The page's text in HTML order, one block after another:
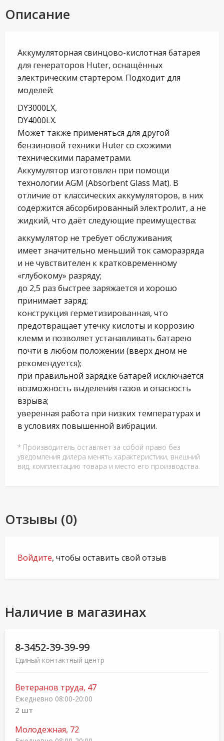
Описание
Аккумуляторная свинцово-кислотная батарея
для генераторов Huter, оснащённых
электрическим стартером. Подходит для
моделей:
DY3000LX,
DY4000LX.
Может также применяться для другой
бензиновой техники Huter со схожими
техническими параметрами.
Аккумулятор изготовлен при помощи
технологии AGM (Absorbent Glass Mat). В
отличие от классических аккумуляторов, в них
содержится абсорбированный электролит, а не
жидкий, что даёт следующие преимущества:
аккумулятор не требует обслуживания;
имеет значительно меньший ток саморазряда
и не чувствителен к кратковременному
«глубокому» разряду;
до 2,5 раз быстрее заряжается и хорошо
принимает заряд;
конструкция герметизированная, что
предотвращает утечку кислоты и коррозию
клемм и позволяет устанавливать батарею
почти в любом положении (вверх дном не
рекомендуется);
при правильной зарядке батарей исключается
возможность выделения газов и опасность
взрыва;
уверенная работа при низких температурах и
в условиях повышенной вибрации.
* Производитель оставляет за собой право без
уведомления дилера менять характеристики, внешний
вид, комплектацию товара и место его производства.
Отзывы (0)
Войдите, чтобы оставить свой отзыв
Наличие в магазинах
8-3452-39-39-99
Единый контактный центр
Ветеранов труда, 47
Ежедневно 08:00-20:00
2 шт
Молодежная, 72